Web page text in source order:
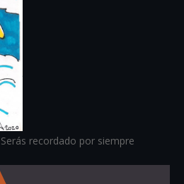
recordado por siempre